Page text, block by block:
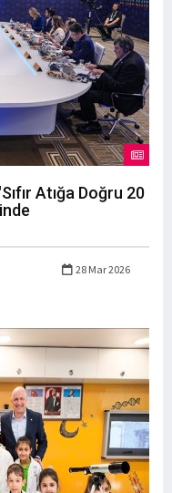
Atığa Doğru 20
28 Mar 2026